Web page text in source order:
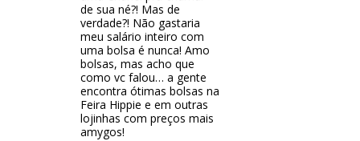
de sua né?! Mas de
verdade?! Não gastaria
meu salário inteiro com
uma bolsa é nunca! Amo
bolsas, mas acho que
como vc falou… a gente
encontra ótimas bolsas na
Feira Hippie e em outras
lojinhas com preços mais
amygos!